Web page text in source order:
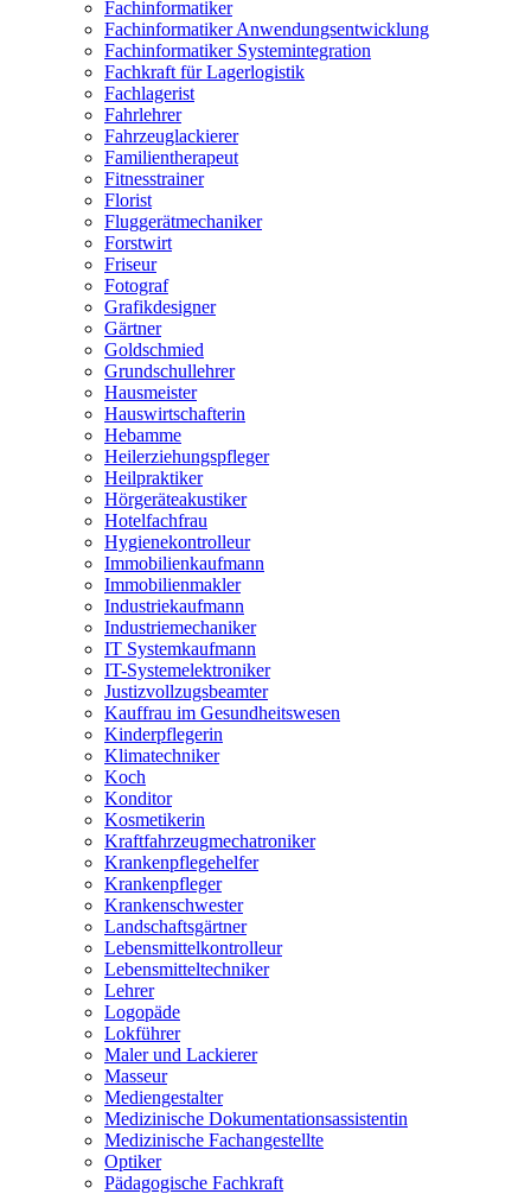
Fachinformatiker
Fachinformatiker Anwendungsentwicklung
Fachinformatiker Systemintegration
Fachkraft für Lagerlogistik
Fachlagerist
Fahrlehrer
Fahrzeuglackierer
Familientherapeut
Fitnesstrainer
Florist
Fluggerätmechaniker
Forstwirt
Friseur
Fotograf
Grafikdesigner
Gärtner
Goldschmied
Grundschullehrer
Hausmeister
Hauswirtschafterin
Hebamme
Heilerziehungspfleger
Heilpraktiker
Hörgeräteakustiker
Hotelfachfrau
Hygienekontrolleur
Immobilienkaufmann
Immobilienmakler
Industriekaufmann
Industriemechaniker
IT Systemkaufmann
IT-Systemelektroniker
Justizvollzugsbeamter
Kauffrau im Gesundheitswesen
Kinderpflegerin
Klimatechniker
Koch
Konditor
Kosmetikerin
Kraftfahrzeugmechatroniker
Krankenpflegehelfer
Krankenpfleger
Krankenschwester
Landschaftsgärtner
Lebensmittelkontrolleur
Lebensmitteltechniker
Lehrer
Logopäde
Lokführer
Maler und Lackierer
Masseur
Mediengestalter
Medizinische Dokumentationsassistentin
Medizinische Fachangestellte
Optiker
Pädagogische Fachkraft